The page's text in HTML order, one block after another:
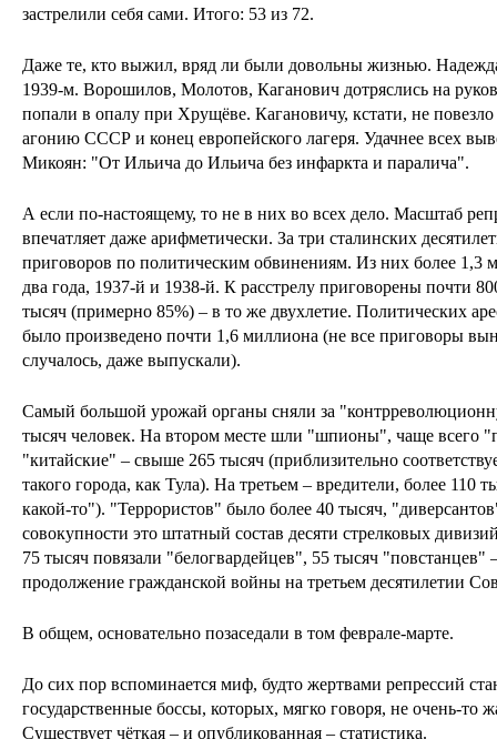
застрелили себя сами. Итого: 53 из 72.
Даже те, кто выжил, вряд ли были довольны жизнью.
1939-м. Ворошилов, Молотов, Каганович дотряслись на
попали в опалу при Хрущёве. Кагановичу, кстати, не
агонию СССР и конец европейского лагеря. Удачнее всех
Микоян: "От Ильича до Ильича без инфаркта и паралича".
А если по-настоящему, то не в них во всех дело. Масштаб
впечатляет даже арифметически. За три сталинских
приговоров по политическим обвинениям. Из них более 1,3
два года, 1937-й и 1938-й. К расстрелу приговорены почти
тысяч (примерно 85%) – в то же двухлетие. Политических
было произведено почти 1,6 миллиона (не все приговоры
случалось, даже выпускали).
Самый большой урожай органы сняли за
тысяч человек. На втором месте шли "шпионы", чаще всего
"китайские" – свыше 265 тысяч (приблизительно
такого города, как Тула). На третьем – вредители, более 110
какой-то"). "Террористов" было более 40 тысяч,
совокупности это штатный состав десяти стрелковых
75 тысяч повязали "белогвардейцев", 55 тысяч "повстанцев"
продолжение гражданской войны на третьем десятилетии
В общем, основательно позаседали в том феврале-марте.
До сих пор вспоминается миф, будто жертвами репрессий
государственные боссы, которых, мягко говоря, не очень-то
Существует чёткая – и опубликованная – статистика.